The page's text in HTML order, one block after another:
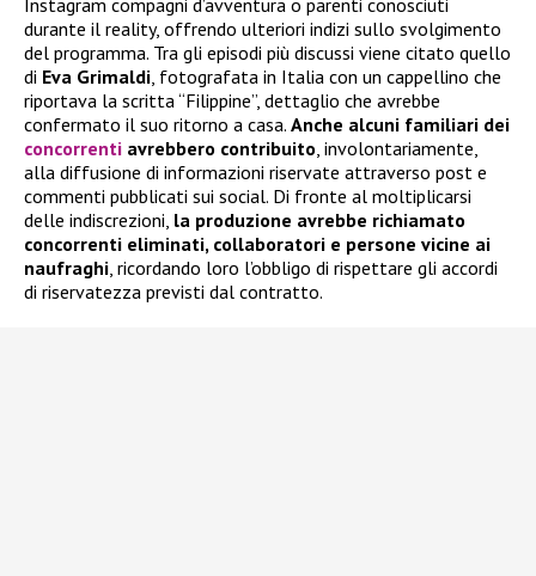
durante il reality, offrendo ulteriori indizi sullo svolgimento
del programma. Tra gli episodi più discussi viene citato quello
di Eva Grimaldi , fotografata in Italia con un cappellino che
riportava la scritta “Filippine”, dettaglio che avrebbe
confermato il suo ritorno a casa. Anche alcuni familiari dei
concorrenti avrebbero contribuito , involontariamente,
alla diffusione di informazioni riservate attraverso post e
commenti pubblicati sui social. Di fronte al moltiplicarsi
delle indiscrezioni, la produzione avrebbe richiamato
concorrenti eliminati, collaboratori e persone vicine ai
naufraghi , ricordando loro l’obbligo di rispettare gli accordi
di riservatezza previsti dal contratto.